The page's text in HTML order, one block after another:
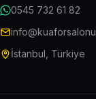
0545 732 61 82
İstanbul, Türkiye